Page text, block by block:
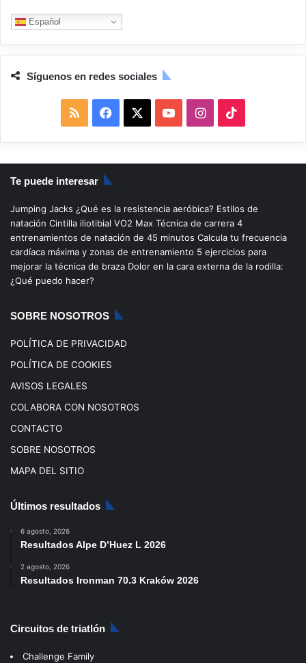
Español
Síguenos en redes sociales
S
S
a
c
b
o
o
u
u
b
I
n
s
a
g
i
k
o
k
Te puede interesar
Jumping Jacks ¿Qué es la resistencia aeróbica? Estilos de
natación Cintilla iliotibial VO2 Max Técnica de carrera 4
entrenamientos de natación de 45 minutos Calcula tu frecuencia
cardíaca máxima y zonas de entrenamiento 5 ejercicios para
mejorar la técnica de braza Dolor en la cara externa de la rodilla:
¿Qué puedo hacer?
SOBRE NOSOTROS
POLÍTICA DE PRIVACIDAD
POLÍTICA DE COOKIES
AVISOS LEGALES
COLABORA CON NOSOTROS
CONTACTO
SOBRE NOSOTROS
MAPA DEL SITIO
Últimos resultados
6 agosto, 2026
Resultados Alpe D’Huez L 2026
2 agosto, 2026
Resultados Ironman 70.3 Kraków 2026
Circuitos de triatlón
Challenge Family